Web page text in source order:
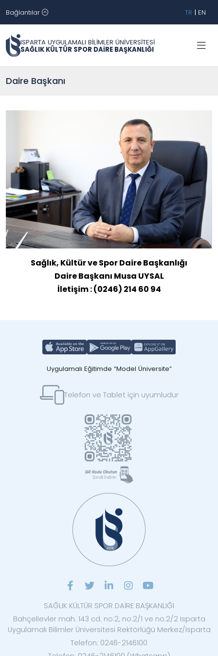
Bağlantılar TR | EN
ISPARTA UYGULAMALI BİLİMLER ÜNİVERSİTESİ
SAĞLIK KÜLTÜR SPOR DAİRE BAŞKANLIĞI
Daire Başkanı
Sağlık, Kültür ve Spor Daire Başkanlığı
Daire Başkanı Musa UYSAL
İletişim : (0246) 214 60 94
Uygulamalı Eğitimde “Model Üniversite”
Telefon ve Tablet için uyumludur
SAĞLIK KÜLTÜR SPOR DAİRE BAŞKANLIĞI
Bahçelievler mah. 143 cd. no:2, no:2/1 ve no:2/2 Isparta
Uygulamalı Bilimler Üniversitesi Rektörlüğü Merkez/Isparta
Telefon: 0246-2146100